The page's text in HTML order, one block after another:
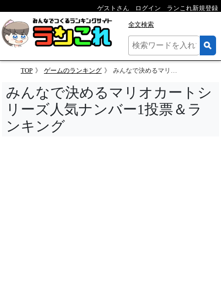
ゲストさん ログイン ランこれ新規登録
全文検索
TOP ゲームのランキング みんなで決めるマリオカートシリーズ人気ナンバー1投票＆ランキング
みんなで決めるマリオカートシ
リーズ人気ナンバー1投票＆ラ
ンキング